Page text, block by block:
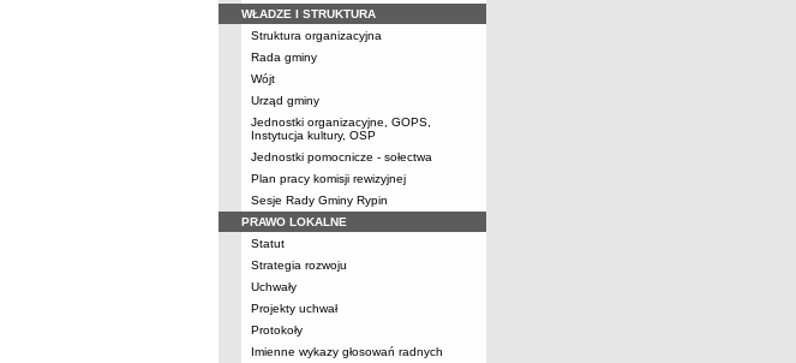
WŁADZE I STRUKTURA
Struktura organizacyjna
Rada gminy
Wójt
Urząd gminy
Jednostki organizacyjne, GOPS,
Instytucja kultury, OSP
Jednostki pomocnicze - sołectwa
Plan pracy komisji rewizyjnej
Sesje Rady Gminy Rypin
PRAWO LOKALNE
Statut
Strategia rozwoju
Uchwały
Projekty uchwał
Protokoły
Imienne wykazy głosowań radnych